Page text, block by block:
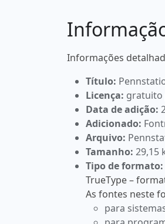
Informações
Título:
Licença: gratuito
Data de adição:
Adicionado:
Arquivo:
Tamanho: 29,15
Tipo de formato:
TrueType –
As fontes neste
para